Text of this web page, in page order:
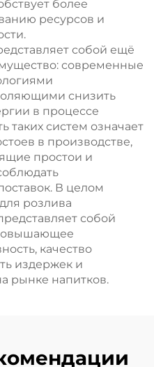
более
ресурсов и
собой ещё
современные
снизить
в процессе
таких систем означает
в производстве,
простои и
В целом
розлива
собой
качество
издержек и
рынке напитков.